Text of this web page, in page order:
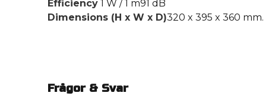
Efficiency 1 W / 1 m91 dB
Dimensions (H x W x D)320 x 395 x 360 mm.
Frågor & Svar